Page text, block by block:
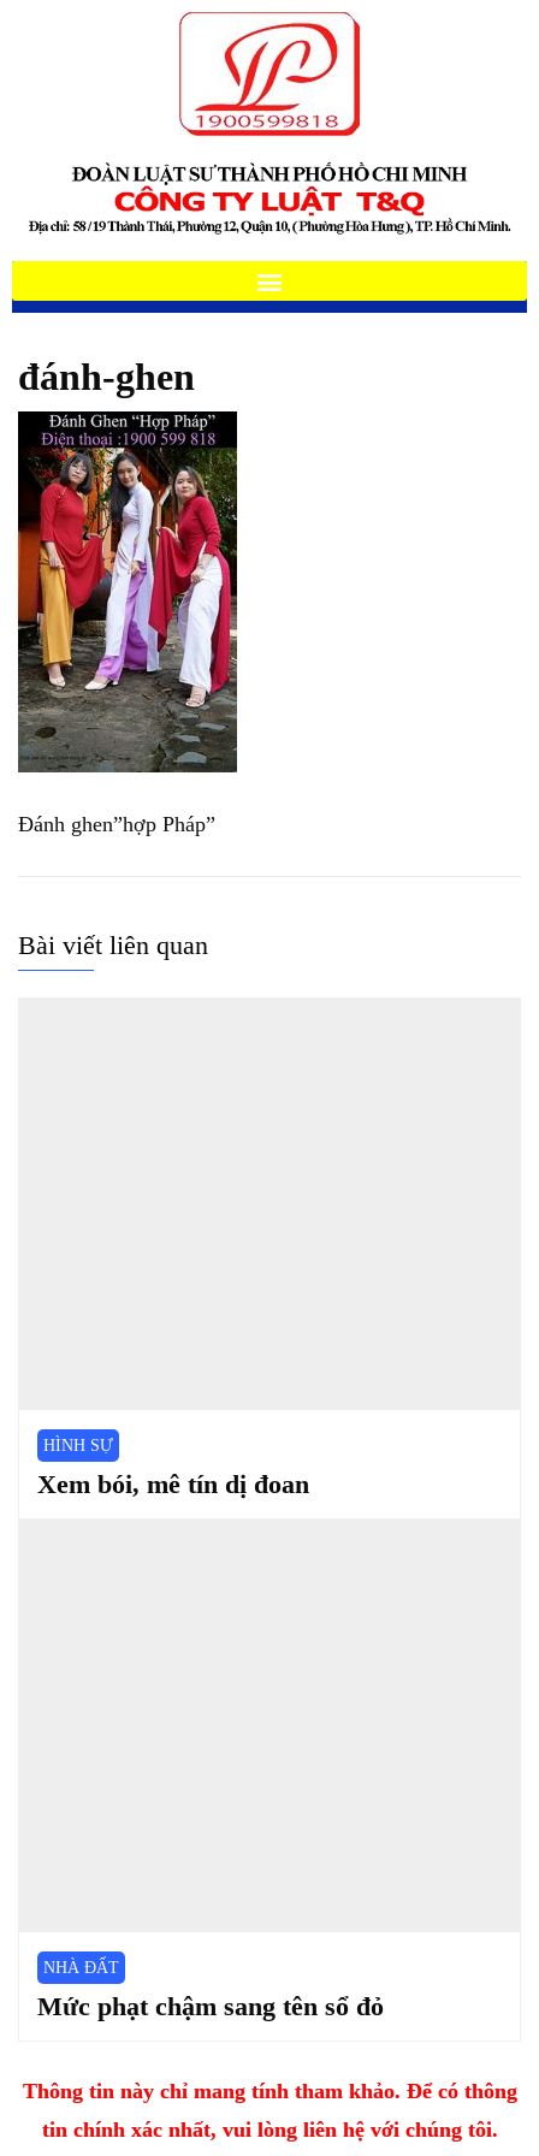
đánh-ghen
Đánh ghen”hợp Pháp”
Bài viết liên quan
HÌNH SỰ
Xem bói, mê tín dị đoan
NHÀ ĐẤT
Mức phạt chậm sang tên sổ đỏ
Thông tin này chỉ mang tính tham khảo. Để có thông
tin chính xác nhất, vui lòng liên hệ với chúng tôi.